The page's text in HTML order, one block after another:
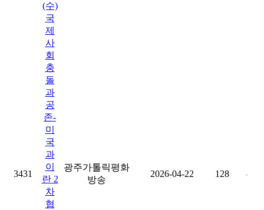
3431
(수)
국
제
사
회
충
돌
과
공
존-
미
국
과
이
란 2
차
협
광주가톨릭평화
방송
2026-04-22 128 -